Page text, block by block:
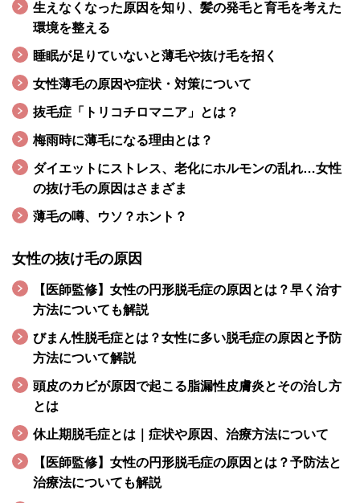
生えなくなった原因を知り、髪の発毛と育毛を考えた
環境を整える
睡眠が足りていないと薄毛や抜け毛を招く
女性薄毛の原因や症状・対策について
抜毛症「トリコチロマニア」とは？
梅雨時に薄毛になる理由とは？
ダイエットにストレス、老化にホルモンの乱れ…女性
の抜け毛の原因はさまざま
薄毛の噂、ウソ？ホント？
女性の抜け毛の原因
【医師監修】女性の円形脱毛症の原因とは？早く治す
方法についても解説
びまん性脱毛症とは？女性に多い脱毛症の原因と予防
方法について解説
頭皮のカビが原因で起こる脂漏性皮膚炎とその治し方
とは
休止期脱毛症とは｜症状や原因、治療方法について
【医師監修】女性の円形脱毛症の原因とは？予防法と
治療法についても解説